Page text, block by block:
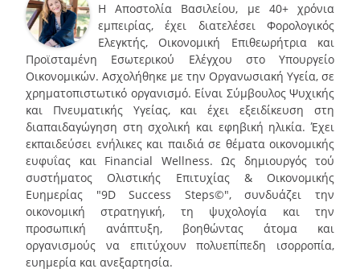
Η Αποστολία Βασιλείου, με 40+ χρόνια
εμπειρίας, έχει διατελέσει Φορολογικός
Ελεγκτής, Οικονομική Επιθεωρήτρια και
Προϊσταμένη Εσωτερικού Ελέγχου στο Υπουργείο
Οικονομικών. Ασχολήθηκε με την Οργανωσιακή Υγεία, σε
χρηματοπιστωτικό οργανισμό. Είναι Σύμβουλος Ψυχικής
και Πνευματικής Υγείας, και έχει εξειδίκευση στη
διαπαιδαγώγηση στη σχολική και εφηβική ηλικία. Έχει
εκπαιδεύσει ενήλικες και παιδιά σε θέματα οικονομικής
ευφυΐας και Financial Wellness. Ως δημιουργός τού
συστήματος Ολιστικής Επιτυχίας & Οικονομικής
Ευημερίας "9D Success Steps©", συνδυάζει την
οικονομική στρατηγική, τη ψυχολογία και την
προσωπική ανάπτυξη, βοηθώντας άτομα και
οργανισμούς να επιτύχουν πολυεπίπεδη ισορροπία,
ευημερία και ανεξαρτησία.